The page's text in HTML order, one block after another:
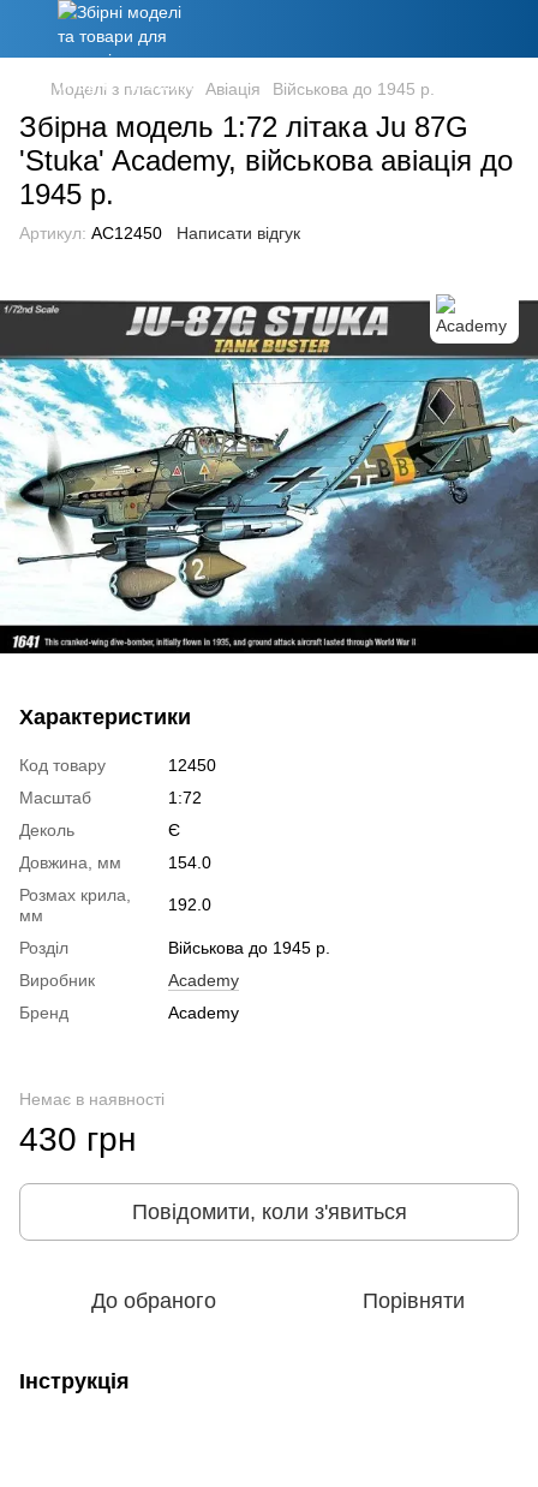
Моделі з пластику Авіація Військова до 1945 р.
Збірна модель 1:72 літака Ju 87G
'Stuka' Academy, військова авіація до
1945 р.
Артикул: AC12450 Написати відгук
Характеристики
Код товару
12450
Масштаб
1:72
Деколь
Є
Довжина, мм
154.0
Розмах крила,
мм
192.0
Розділ
Військова до 1945 р.
Виробник
Academy
Бренд
Academy
Немає в наявності
430 грн
Повідомити, коли з'явиться
До обраного Порівняти
Інструкція